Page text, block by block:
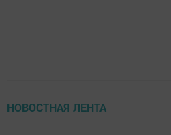
НОВОСТНАЯ ЛЕНТА